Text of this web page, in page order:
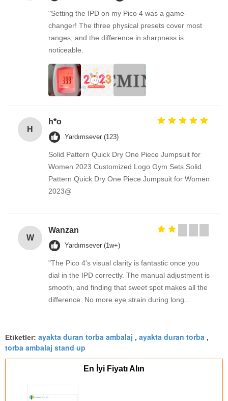
"Setting the IPD on my Pico 4 was a game-
changer! The three physical presets cover most
ranges, and the difference in sharpness is
noticeable.
H
h*o
Yardımsever (123)
Solid Pattern Quick Dry One Piece Jumpsuit for
Women 2023 Customized Logo Gym Sets Solid
Pattern Quick Dry One Piece Jumpsuit for Women
2023@
W
Wanzan
Yardımsever (1w+)
"The Pico 4's visual clarity is fantastic once you
dial in the IPD correctly. The manual adjustment is
smooth, and finding that sweet spot makes all the
difference. No more eye strain during long
fantastic once you dial in the IPD correctly. The
manual adjustment is smooth, and finding that
sweet spot makes all the difference. No more eye
strain during long sessions. Highly recommend
Etiketler: ayakta duran torba ambalaj , ayakta duran torba ,
torba ambalaj stand up
En İyi Fiyatı Alın